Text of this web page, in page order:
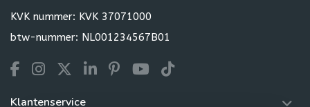
KVK nummer: KVK 37071000
btw-nummer: NL001234567B01
Klantenservice